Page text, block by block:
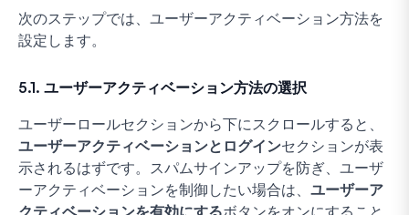
次のステップでは、ユーザーアクティベーション方法を
設定します。
5.1. ユーザーアクティベーション方法の選択
ユーザーロールセクションから下にスクロールすると、
ユーザーアクティベーションとログインセクションが表
示されるはずです。スパムサインアップを防ぎ、ユーザ
ーアクティベーションを制御したい場合は、 ユーザーア